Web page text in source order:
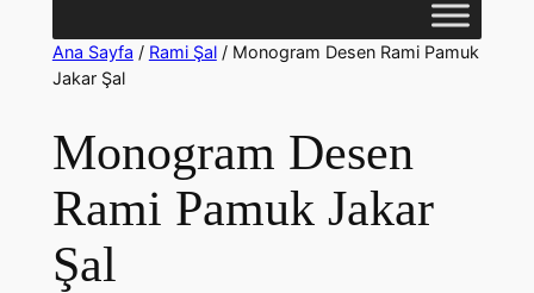
Ana Sayfa / Rami Şal/ Monogram Desen Rami Pamuk
Jakar Şal
Monogram Desen
Rami Pamuk Jakar
Şal